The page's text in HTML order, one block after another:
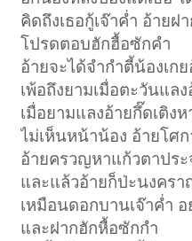
คิดถึงเธอกู้เจ๊าค่ำ อ้ายฝ
โปรดตอบฮักฮื้อซักคำ
อ้ายจะได้จำกำตี้น้องเก
เพ้อถึงยามเมื่อตะวันแล
เมื่อยามแลงอ้ายกึ๊ดเติง
ไม่เห็นหน้าน้อง อ้ายโศก
อ้ายครวญหาแก้วตาประ
และแล้วอ้ายก็ป่ะนงครา
เหมือนดอกบานเจ๊าค่ำ
และฝากฮักหื้อซักกำ